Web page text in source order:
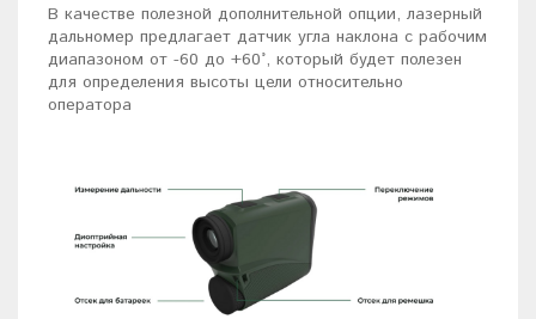
В качестве полезной дополнительной опции, лазерный
дальномер предлагает датчик угла наклона с рабочим
диапазоном от -60 до +60°, который будет полезен
для определения высоты цели относительно
оператора